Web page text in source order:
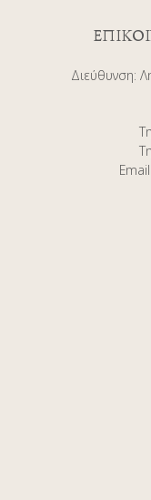
Διεύθυνση:
Email